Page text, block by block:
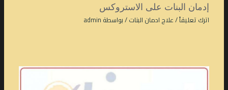
إدمان البنات على الاستروكس
اترك تعليقاً/علاج ادمان البنات/ بواسطة admin